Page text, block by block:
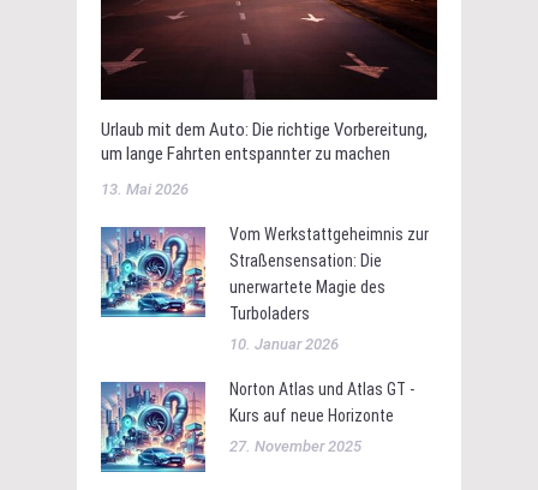
Urlaub mit dem Auto: Die richtige Vorbereitung,
um lange Fahrten entspannter zu machen
13. Mai 2026
Vom Werkstattgeheimnis zur
Straßensensation: Die
unerwartete Magie des
Turboladers
10. Januar 2026
Norton Atlas und Atlas GT -
Kurs auf neue Horizonte
27. November 2025